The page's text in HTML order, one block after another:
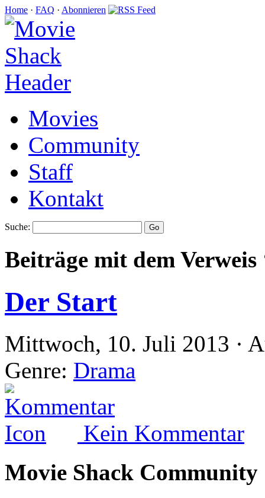
Home · FAQ · Abonnieren
Movies
Community
Staff
Kontakt
Suche:
Beiträge mit dem Verweis
Der Start
Mittwoch, 10. Juli 2013 ·
Genre: Drama
Kein Kommentar
Movie Shack Community